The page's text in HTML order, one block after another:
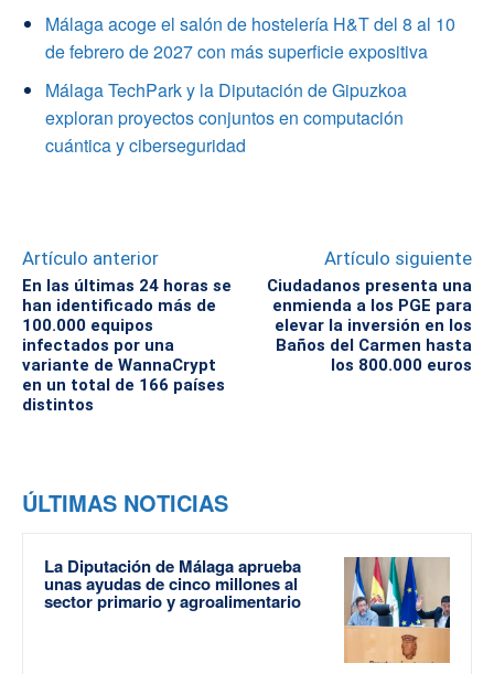
Málaga acoge el salón de hostelería H&T del 8 al 10
de febrero de 2027 con más superficie expositiva
Málaga TechPark y la Diputación de Gipuzkoa
exploran proyectos conjuntos en computación
cuántica y ciberseguridad
Artículo anterior
En las últimas 24 horas se
han identificado más de
100.000 equipos
infectados por una
variante de WannaCrypt
en un total de 166 países
distintos
Artículo siguiente
Ciudadanos presenta una
enmienda a los PGE para
elevar la inversión en los
Baños del Carmen hasta
los 800.000 euros
ÚLTIMAS NOTICIAS
La Diputación de Málaga aprueba
unas ayudas de cinco millones al
sector primario y agroalimentario